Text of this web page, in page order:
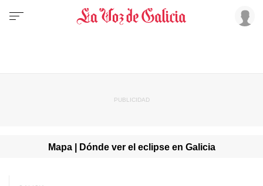
Mapa | Dónde ver el eclipse en Galicia